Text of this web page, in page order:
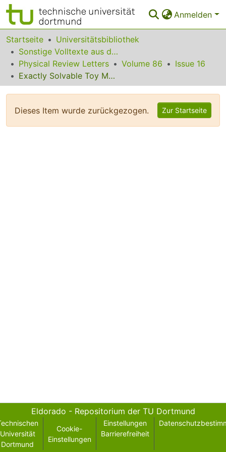
Anmelden
Bereiche & Sammlungen
Das gesamte Repositorium
Statistiken
Startseite
Universitätsbibliothek
Sonstige Volltexte aus dem Bibliotheksangebot
Physical Review Letters
Volume 86
Issue 16
Exactly Solvable Toy Model that Mimics the Mode Coupling Theory of Supercooled Liquid and Glass Transition
Dieses Item wurde zurückgezogen. Zur Startseite
Eldorado - Repositorium der TU Dortmund
Universität
Dortmund
Cookie-
Einstellungen
Einstellungen
Barrierefreiheit